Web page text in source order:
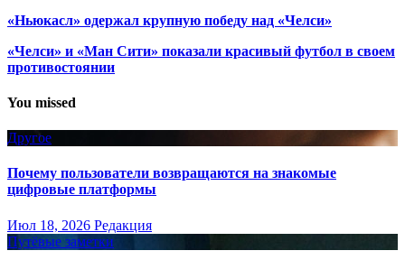
«Ньюкасл» одержал крупную победу над «Челси»
«Челси» и «Ман Сити» показали красивый футбол в своем
противостоянии
You missed
Другое
Почему пользователи возвращаются на знакомые
цифровые платформы
Июл 18, 2026 Редакция
Путёвые заметки